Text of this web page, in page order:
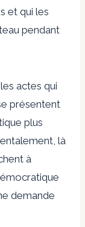
et qui les
pendant
actes qui
présentent
plus
là
à
demande